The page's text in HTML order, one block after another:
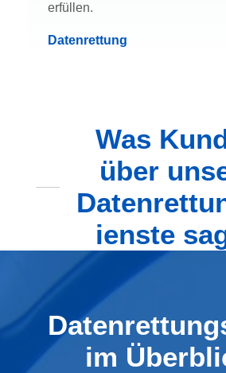
erfüllen.
Datenrettung
Was
über
ienste
im